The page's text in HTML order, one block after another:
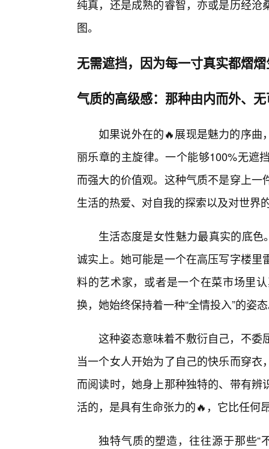
纯真，还是成熟的睿智，亦或是历经
图。
无需遮挡，因为每一寸真实都熠
气质的高级感：那种由内而外、
如果说外在的🔥展现是魅力的序曲
丽乐章的主旋律。一个能够100%无遮
而强大的价值观。这种气质不是穿上
生活的热爱、对自我的探索以及对世界
生活态度是女性魅力最真实的底色
诚实上。她可能是一个在高压写字楼
料的艺术家，或者是一个在菜市场里
换，她始终保持着一种“全情投入”的姿
这种姿态意味着不敷衍自己，不委
当一个女人开始为了自己的快乐而穿
而阅读时，她身上那种独特的、带有
活的，是具有生命张力的🔥，它比任何
独特气质的塑造，往往源于那些“